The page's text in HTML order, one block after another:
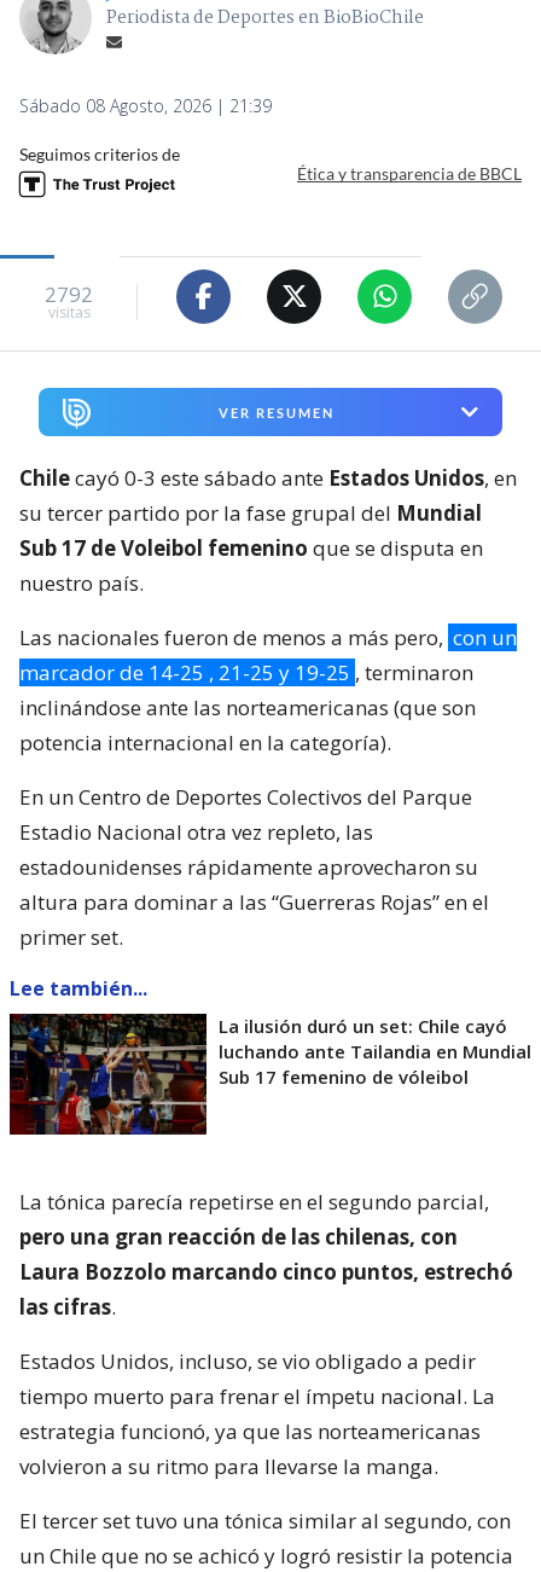
Periodista de Deportes en BioBioChile
Sábado 08 Agosto, 2026 | 21:39
Seguimos criterios de
Ética y transparencia de BBCL
2792
visitas
VER RESUMEN
Chilecayó 0-3 este sábado ante Estados Unidos, en
su tercer partido por la fase grupal del Mundial
Sub 17 de Voleibol femenino que se disputa en
nuestro país.
Las nacionales fueron de menos a más pero, con un
marcador de 14-25 , 21-25 y 19-25 , terminaron
inclinándose ante las norteamericanas (que son
potencia internacional en la categoría).
En un Centro de Deportes Colectivos del Parque
Estadio Nacional otra vez repleto, las
estadounidenses rápidamente aprovecharon su
altura para dominar a las “Guerreras Rojas” en el
primer set.
Lee también...
La ilusión duró un set: Chile cayó
luchando ante Tailandia en Mundial
Sub 17 femenino de vóleibol
La tónica parecía repetirse en el segundo parcial,
pero una gran reacción de las chilenas, con
Laura Bozzolo marcando cinco puntos, estrechó
las cifras.
Estados Unidos, incluso, se vio obligado a pedir
tiempo muerto para frenar el ímpetu nacional. La
estrategia funcionó, ya que las norteamericanas
volvieron a su ritmo para llevarse la manga.
El tercer set tuvo una tónica similar al segundo, con
un Chile que no se achicó y logró resistir la potencia